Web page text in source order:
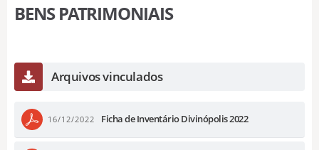
BENS PATRIMONIAIS
Arquivos vinculados
16/12/2022 Ficha de Inventário Divinópolis 2022